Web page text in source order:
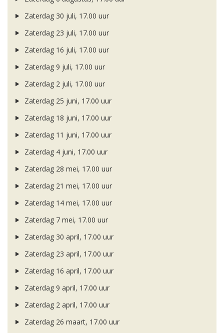
Zaterdag 30 juli, 17.00 uur
Zaterdag 23 juli, 17.00 uur
Zaterdag 16 juli, 17.00 uur
Zaterdag 9 juli, 17.00 uur
Zaterdag 2 juli, 17.00 uur
Zaterdag 25 juni, 17.00 uur
Zaterdag 18 juni, 17.00 uur
Zaterdag 11 juni, 17.00 uur
Zaterdag 4 juni, 17.00 uur
Zaterdag 28 mei, 17.00 uur
Zaterdag 21 mei, 17.00 uur
Zaterdag 14 mei, 17.00 uur
Zaterdag 7 mei, 17.00 uur
Zaterdag 30 april, 17.00 uur
Zaterdag 23 april, 17.00 uur
Zaterdag 16 april, 17.00 uur
Zaterdag 9 april, 17.00 uur
Zaterdag 2 april, 17.00 uur
Zaterdag 26 maart, 17.00 uur